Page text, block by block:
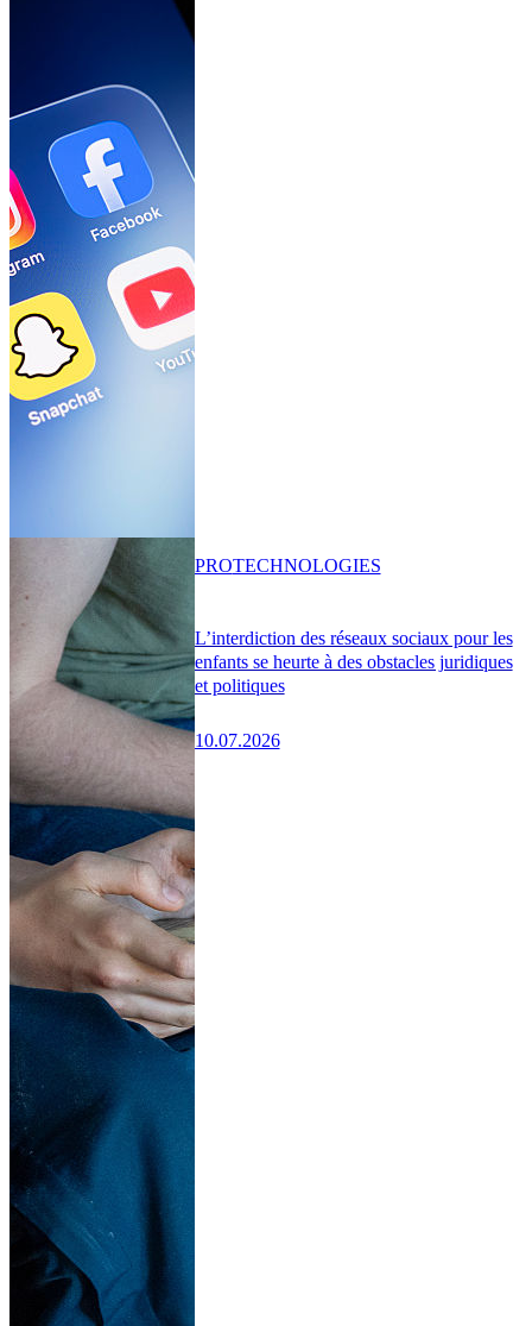
L’interdiction des réseaux sociaux pour les
enfants se heurte à des obstacles juridiques
et politiques
10.07.2026
PROTECHNOLOGIES